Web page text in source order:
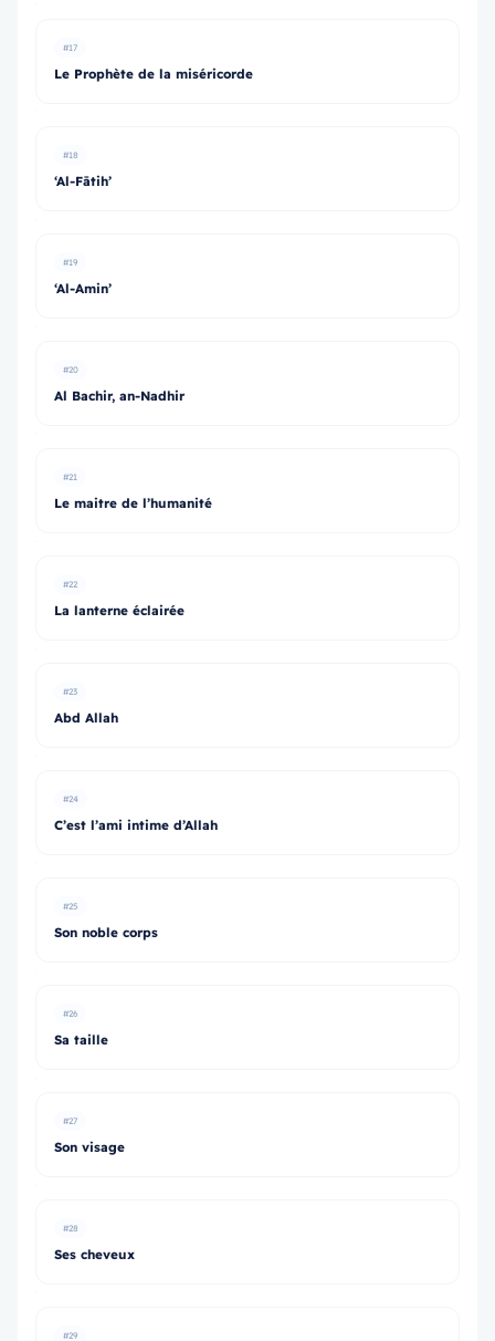
#17
Le Prophète de la miséricorde
#18
‘Al-Fātih’
#19
‘Al-Amin’
#20
Al Bachir, an-Nadhir
#21
Le maitre de l’humanité
#22
La lanterne éclairée
#23
Abd Allah
#24
C’est l’ami intime d’Allah
#25
Son noble corps
#26
Sa taille
#27
Son visage
#28
Ses cheveux
#29